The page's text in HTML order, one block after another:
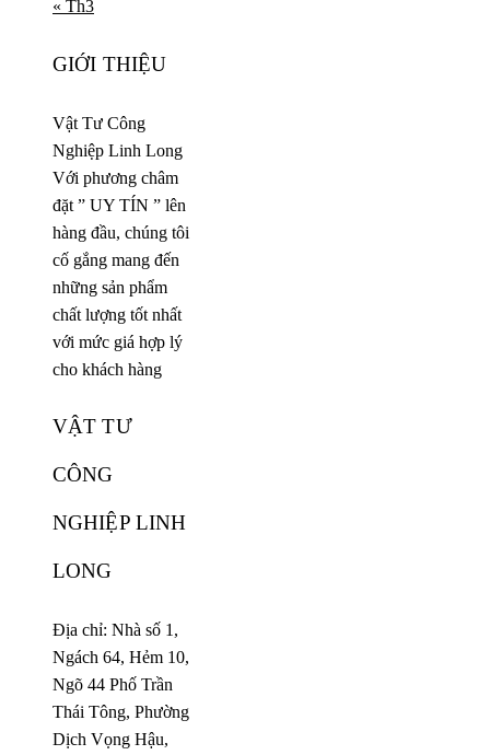
« Th3
GIỚI THIỆU
Vật Tư Công
Nghiệp Linh Long
Với phương châm
đặt ” UY TÍN ” lên
hàng đầu, chúng tôi
cố gắng mang đến
những sản phẩm
chất lượng tốt nhất
với mức giá hợp lý
cho khách hàng
VẬT TƯ
CÔNG
NGHIỆP LINH
LONG
Địa chỉ: Nhà số 1,
Ngách 64, Hẻm 10,
Ngõ 44 Phố Trần
Thái Tông, Phường
Dịch Vọng Hậu,